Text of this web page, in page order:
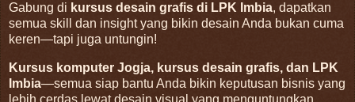
Gabung di kursus desain grafis di LPK Imbia, dapatkan
semua skill dan insight yang bikin desain Anda bukan cuma
keren—tapi juga untungin!
Kursus komputer Jogja, kursus desain grafis, dan LPK
Imbia—semua siap bantu Anda bikin keputusan bisnis yang
lebih cerdas lewat desain visual yang menguntungkan.